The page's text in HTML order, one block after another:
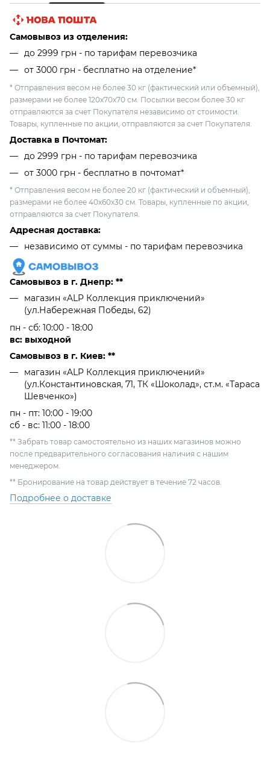
Самовывоз из отделения:
до 2999 грн - по тарифам перевозчика
от 3000 грн - бесплатно на отделение*
* Отправления весом не более 30 кг (фактический или объемный),
размерами не более 120х70х70 см. Посылки весом более 30 кг
отправляются за счет Покупателя независимо от стоимости.
Товары, купленные по акции, отправляются за счет Покупателя.
Доставка в Почтомат:
до 2999 грн - по тарифам перевозчика
от 3000 грн - бесплатно в почтомат*
* Отправления весом не более 20 кг (фактический и объемный),
размерами не более 40х60х30 см. Товары, купленные по акции,
отправляются за счет Покупателя.
Адресная доставка:
независимо от cуммы - по тарифам перевозчика
Самовывоз в г. Днепр: **
магазин «ALP Коллекция приключений»
(ул.Набережная Победы, 62)
пн - сб: 10:00 - 18:00
вс: выходной
Самовывоз в г. Киев: **
магазин «ALP Коллекция приключений»
(ул.Константиновская, 71, ТК «Шоколад», ст.м. «Тараса
Шевченко»)
пн - пт: 10:00 - 19:00
сб - вс: 11:00 - 18:00
** Забрать товар самостоятельно из наших магазинов можно
после предварительного согласования наличия с нашим
менеджером.
** Бронирование на товар действует в течение 72 часов.
Подробнее о доставке